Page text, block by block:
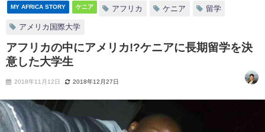
MY AFRICA STORY ケニア アフリカ ケニア 留学
アメリカ国際大学
アフリカの中にアメリカ!?ケニアに長期留学を決
意した大学生
2018年11月12日 2018年12月27日